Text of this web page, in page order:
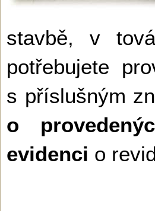
stavbě, v
potřebujete
s příslušným
o
evidenci o